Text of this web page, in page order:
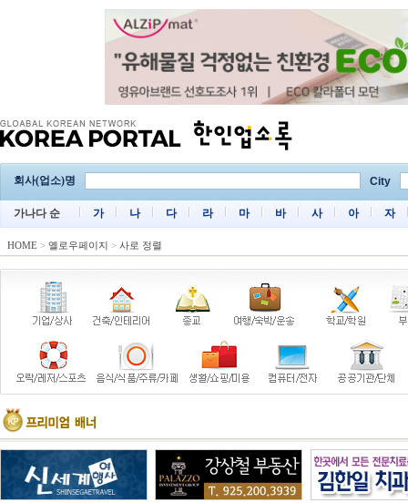
회사(업소)명 City
가나다 순 가 나 다 라 마 바 사 아 자
HOME > 옐로우페이지 > 사로 정렬